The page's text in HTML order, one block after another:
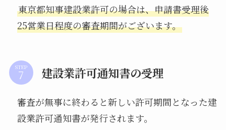
東京都知事建設業許可の場合は、申請書受理後
25営業日程度の審査期間がございます。
STEP 建設業許可通知書の受理
審査が無事に終わると新しい許可期間となった建
設業許可通知書が発行されます。